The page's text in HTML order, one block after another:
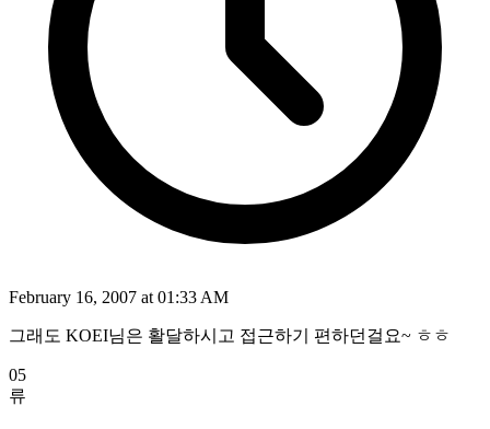
February 16, 2007 at 01:33 AM
그래도 KOEI님은 활달하시고 접근하기 편하던걸요~ ㅎㅎ
05
류